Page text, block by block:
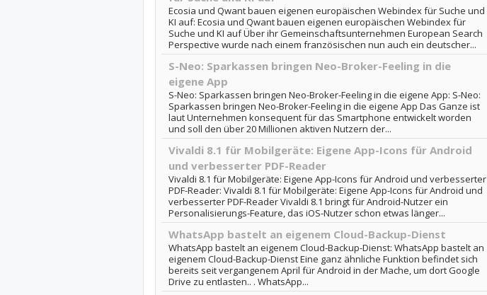
Ecosia und Qwant bauen eigenen europäischen Webindex für Suche und
KI auf: Ecosia und Qwant bauen eigenen europäischen Webindex für
Suche und KI auf Über ihr Gemeinschaftsunternehmen European Search
Perspective wurde nach einem französischen nun auch ein deutscher...
S-Neo: Sparkassen bringen Neo-Broker-Feeling in die
eigene App
S-Neo: Sparkassen bringen Neo-Broker-Feeling in die eigene App: S-Neo:
Sparkassen bringen Neo-Broker-Feeling in die eigene App Das Ganze ist
laut Unternehmen konsequent für das Smartphone entwickelt worden
und soll den über 20 Millionen aktiven Nutzern der...
Vivaldi 8.1 für Mobilgeräte: Eigene App-Icons für Android
und verbesserter PDF-Reader
Vivaldi 8.1 für Mobilgeräte: Eigene App-Icons für Android und verbesserter
PDF-Reader: Vivaldi 8.1 für Mobilgeräte: Eigene App-Icons für Android und
verbesserter PDF-Reader Vivaldi 8.1 bringt für Android-Nutzer ein
Personalisierungs-Feature, das iOS-Nutzer schon etwas länger...
WhatsApp bastelt an eigenem Cloud-Backup-Dienst
WhatsApp bastelt an eigenem Cloud-Backup-Dienst: WhatsApp bastelt an
eigenem Cloud-Backup-Dienst Eine ganz ähnliche Funktion befindet sich
bereits seit vergangenem April für Android in der Mache, um dort Google
Drive zu entlasten.. . WhatsApp...